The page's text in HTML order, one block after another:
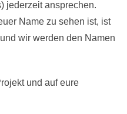
jederzeit ansprechen.
Name zu sehen ist, ist
wir werden den Namen
und auf eure